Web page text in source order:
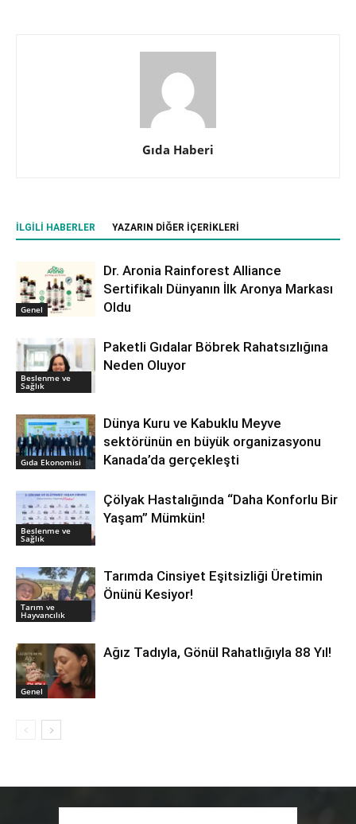
Gıda Haberi
İLGILI HABERLER YAZARIN DIĞER İÇERIKLERI
Genel
Dr. Aronia Rainforest Alliance
Sertifikalı Dünyanın İlk Aronya Markası
Oldu
Beslenme ve
Sağlık
Paketli Gıdalar Böbrek Rahatsızlığına
Neden Oluyor
Gıda Ekonomisi
Dünya Kuru ve Kabuklu Meyve
sektörünün en büyük organizasyonu
Kanada’da gerçekleşti
Beslenme ve
Sağlık
Çölyak Hastalığında “Daha Konforlu Bir
Yaşam” Mümkün!
Tarım ve
Hayvancılık
Tarımda Cinsiyet Eşitsizliği Üretimin
Önünü Kesiyor!
Genel
Ağız Tadıyla, Gönül Rahatlığıyla 88 Yıl!